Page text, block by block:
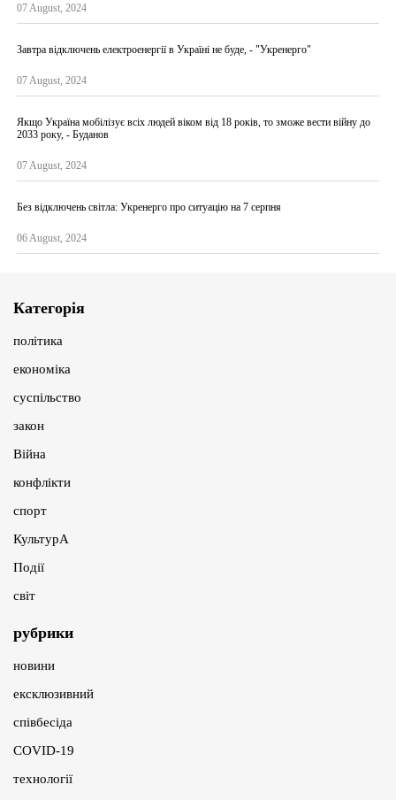
07 August, 2024
Завтра відключень електроенергії в Україні не буде, - "Укренерго"
07 August, 2024
Якщо Україна мобілізує всіх людей віком від 18 років, то зможе вести війну до
2033 року, - Буданов
07 August, 2024
Без відключень світла: Укренерго про ситуацію на 7 серпня
06 August, 2024
Категорія
політика
економіка
суспільство
закон
Війна
конфлікти
спорт
КультурА
Події
світ
рубрики
новини
ексклюзивний
співбесіда
COVID-19
технології